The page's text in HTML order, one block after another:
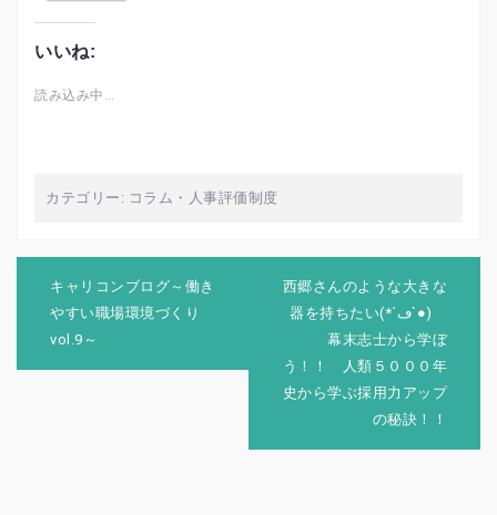
いいね:
読み込み中…
カテゴリー: コラム ・ 人事評価制度
ー
キャリコンブログ～働き
やすい職場環境づくり
vol.9～
西郷さんのような大きな
器を持ちたい(*´ڡ`●)
幕末志士から学ぼ
う！！ 人類５０００年
史から学ぶ採用力アップ
の秘訣！！